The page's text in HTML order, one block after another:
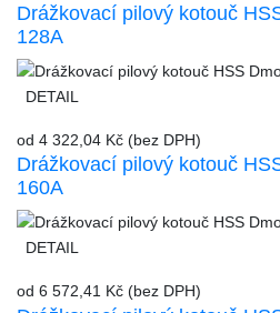
Drážkovací pilový kotouč
128A
DETAIL
od 4 322,04 Kč (bez DPH)
Drážkovací pilový kotouč
160A
DETAIL
od 6 572,41 Kč (bez DPH)